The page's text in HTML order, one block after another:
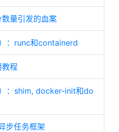
量引发的血案
：runc和containerd
程
：shim, docker-init和do
步任务框架